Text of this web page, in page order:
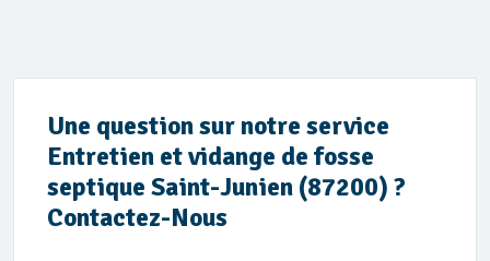
Une question sur notre service
Entretien et vidange de fosse
septique Saint-Junien (87200) ?
Contactez-Nous